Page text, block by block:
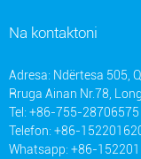
Na kontaktoni
Adresa: Ndërtesa 505,
Rruga Ainan Nr.78,
Tel: +86-755-28706575
Telefon: +86-
Whatsapp: +86-